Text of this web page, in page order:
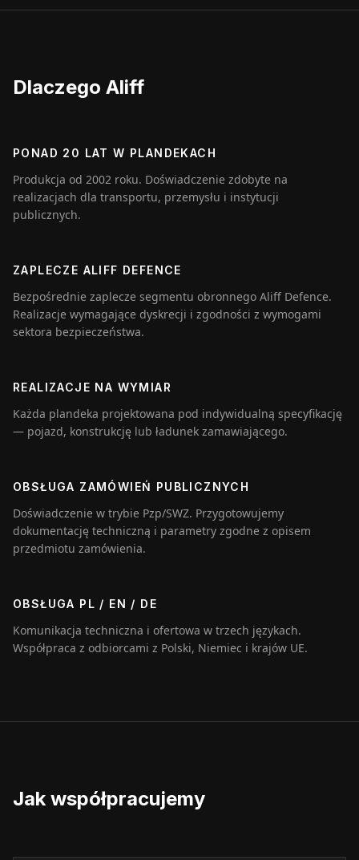
Dlaczego Aliff
PONAD 20 LAT W PLANDEKACH
Produkcja od 2002 roku. Doświadczenie zdobyte na
realizacjach dla transportu, przemysłu i instytucji
publicznych.
ZAPLECZE ALIFF DEFENCE
Bezpośrednie zaplecze segmentu obronnego Aliff Defence.
Realizacje wymagające dyskrecji i zgodności z wymogami
sektora bezpieczeństwa.
REALIZACJE NA WYMIAR
Każda plandeka projektowana pod indywidualną specyfikację
— pojazd, konstrukcję lub ładunek zamawiającego.
OBSŁUGA ZAMÓWIEŃ PUBLICZNYCH
Doświadczenie w trybie Pzp/SWZ. Przygotowujemy
dokumentację techniczną i parametry zgodne z opisem
przedmiotu zamówienia.
OBSŁUGA PL / EN / DE
Komunikacja techniczna i ofertowa w trzech językach.
Współpraca z odbiorcami z Polski, Niemiec i krajów UE.
Jak współpracujemy